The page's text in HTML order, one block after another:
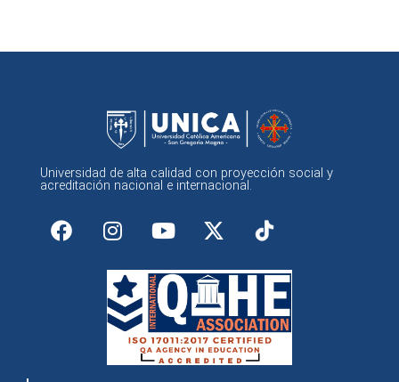
Universidad de alta calidad con proyección social y
acreditación nacional e internacional.
F
a
I
n
t
a
g
a
Y
o
t
u
b
e
X
-
w
i
t
t
e